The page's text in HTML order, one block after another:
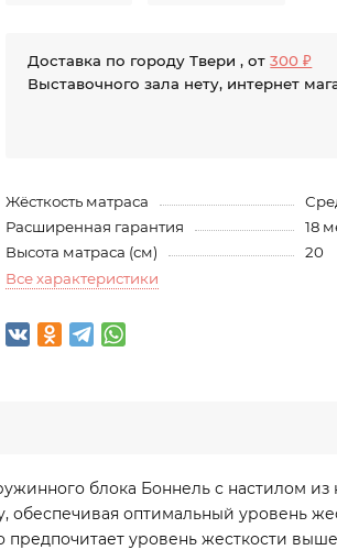
Доставка по городу Твери , от300 ₽
Выставочного зала нету, интернет
Жёсткость матраса
Расширенная гарантия
18
Высота матраса (см)
20
Все характеристики
блока Боннель с настилом
обеспечивая оптимальный уровень
предпочитает уровень жесткости